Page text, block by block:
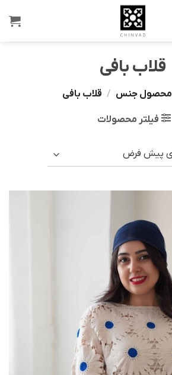
قلاب بافی
محصول جنس / قلاب بافی
فیلتر محصولات